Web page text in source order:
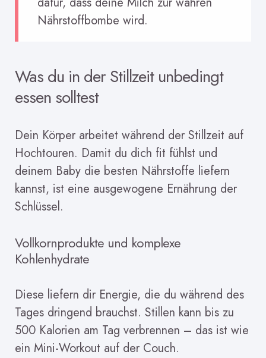
Nährstoffbombe wird.
Was du in der Stillzeit unbedingt
essen solltest
Dein Körper arbeitet während der Stillzeit auf
Hochtouren. Damit du dich fit fühlst und
deinem Baby die besten Nährstoffe liefern
kannst, ist eine ausgewogene Ernährung der
Schlüssel.
Vollkornprodukte und komplexe
Kohlenhydrate
Diese liefern dir Energie, die du während des
Tages dringend brauchst. Stillen kann bis zu
500 Kalorien am Tag verbrennen – das ist wie
ein Mini-Workout auf der Couch.